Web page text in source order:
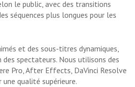
le public, avec des transitions
séquences plus longues pour les
et des sous-titres dynamiques,
spectateurs. Nous utilisons des
Pro, After Effects, DaVinci Resolve
qualité supérieure.